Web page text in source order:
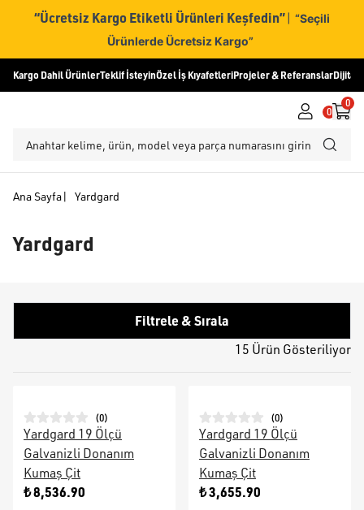
“Ücretsiz Kargo Etiketli Ürünleri Keşfedin” | “Seçili
Ürünlerde Ücretsiz Kargo”
Kargo Dahil ÜrünlerTeklif İsteyinÖzel İş KıyafetleriProjeler & ReferanslarDijital
0
0
Ana Sayfa| Yardgard
Yardgard
Filtrele & Sırala
15 Ürün Gösteriliyor
(0)
Yardgard 19 Ölçü
Galvanizli Donanım
Kumaş Çit
₺ 8,536.90
(0)
Yardgard 19 Ölçü
Galvanizli Donanım
Kumaş Çit
₺ 3,655.90